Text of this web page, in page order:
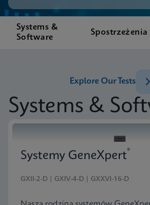
Systems &
Software
Spostrzeżenia
Systems &
Explore Our Tests
Systemy GeneXpert®
GXII-2-D | GXIV-4-D | GXXVI-16-D